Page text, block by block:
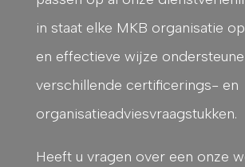
in staat elke MKB organisatie
en effectieve wijze
verschillende certificerings- en
organisatieadviesvraagstukken.
Heeft u vragen over een onze